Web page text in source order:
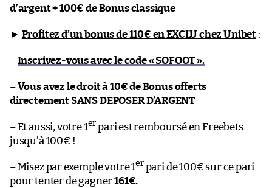
d’argent + 100€ de Bonus classique
► Profitez d’un bonus de 110€ en EXCLU chez Unibet :
–Inscrivez-vous avec le code « SOFOOT ».
–Vous avez le droit à 10€ de Bonus offerts
directement SANS DEPOSER D’ARGENT
– Et aussi, votre 1er pari est remboursé en Freebets
jusqu’à 100€ !
– Misez par exemple votre 1er pari de 100€ sur ce pari
pour tenter de gagner161€.